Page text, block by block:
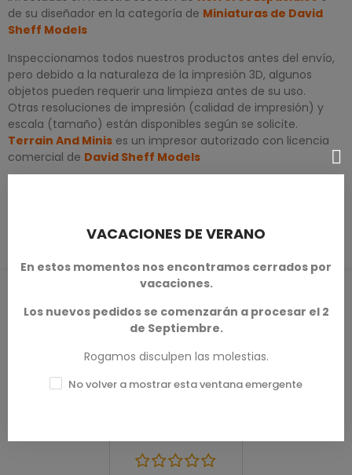
de su diseñador en la categoría de Miniaturas de David
Sheff Models
Inspeccionamos todos nuestros productos antes del envío,
pero debido a la naturaleza de la impresión 3D, algunos
objetos pueden requerir una limpieza antes de su uso.
Otras resoluciones de impresión (calidad de impresión) y
escala (tamaño) están disponibles según se solicite.
Terrain And Minis es un impresor autorizado con licencia
comercial de David Sheff Models
0.0
VACACIONES DE VERANO
En estos momentos nos encontramos cerrados por
vacaciones.
Los nuevos pedidos se comenzarán a procesar el 2
de Septiembre.
Rogamos disculpen las molestias.
No volver a mostrar esta ventana emergente